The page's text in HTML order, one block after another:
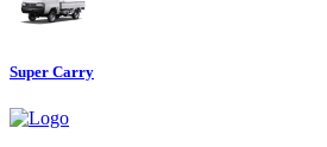
Super Carry